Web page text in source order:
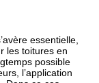
essentielle,
les toitures en
possible
l’application